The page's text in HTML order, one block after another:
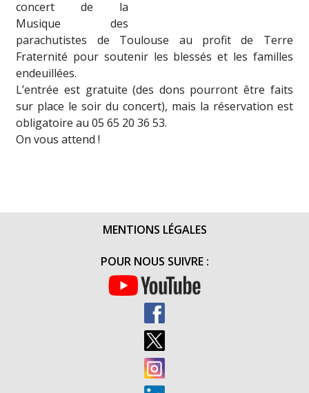
concert de la
Musique des
parachutistes de Toulouse au profit de Terre
Fraternité pour soutenir les blessés et les familles
endeuillées.
L’entrée est gratuite (des dons pourront être faits
sur place le soir du concert), mais la réservation est
obligatoire au 05 65 20 36 53.
On vous attend !
MENTIONS LÉGALES
POUR NOUS SUIVRE :